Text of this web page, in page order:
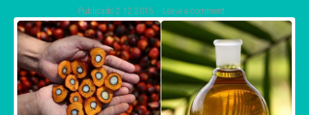
Publicado 2 12 2015 Leave a comment